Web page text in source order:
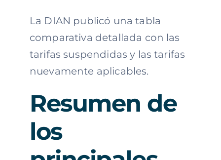
La DIAN publicó una tabla
comparativa detallada con las
tarifas suspendidas y las tarifas
nuevamente aplicables.
Resumen de
los